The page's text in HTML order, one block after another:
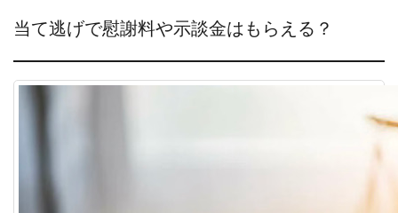
当て逃げで慰謝料や示談金はもらえる？